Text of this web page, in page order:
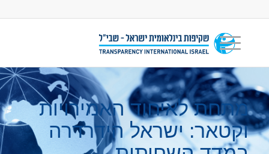
מתחת לאיחוד האמירויות
וקטאר: ישראל הידרדרה